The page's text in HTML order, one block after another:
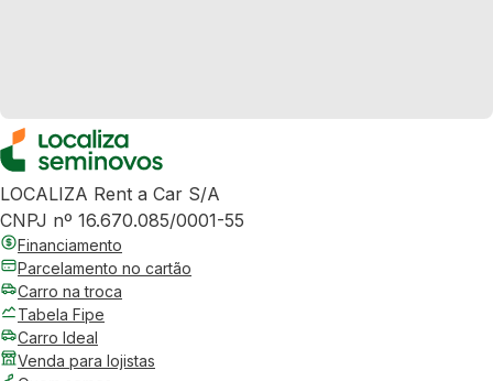
LOCALIZA Rent a Car S/A
CNPJ nº 16.670.085/0001-55
Financiamento
Parcelamento no cartão
Carro na troca
Tabela Fipe
Carro Ideal
Venda para lojistas